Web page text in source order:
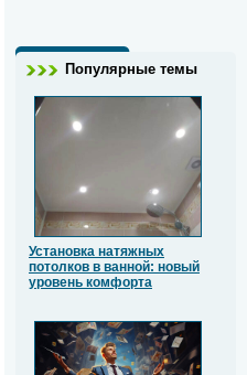
Популярные темы
Установка натяжных
потолков в ванной: новый
уровень комфорта